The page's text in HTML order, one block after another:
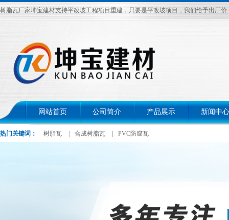
树脂瓦厂家坤宝建材支持平改坡工程项目重建，只要是平改坡项目，我们给予出厂价
网站首页 公司简介 产品展示 新闻中心
热门关键词： 树脂瓦 合成树脂瓦 PVC防腐瓦